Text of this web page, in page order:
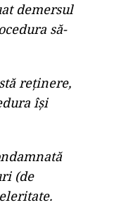
demersul
să-
reținere,
își
(de